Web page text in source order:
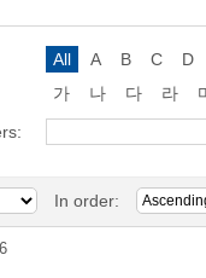
All A B C D
가
나 다 라
In order: